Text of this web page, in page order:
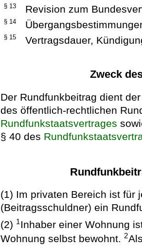
§ 13 Revision zum
§ 14
§ 15 Vertragsdauer,
Zweck
Der Rundfunkbeitrag dient
des öffentlich-rechtlichen
Rundfunkstaatsvertrages
§ 40 des
(1) Im privaten Bereich ist für
(Beitragsschuldner) ein
(2) 1Inhaber einer Wohnung
Wohnung selbst bewohnt.2